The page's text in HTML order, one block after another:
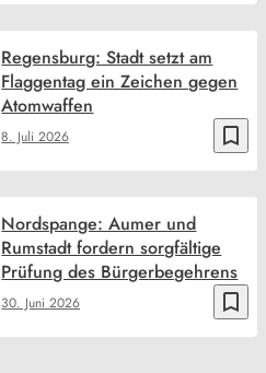
bookmark_border
8. Juli 2026
Regensburg: Stadt setzt am
Flaggentag ein Zeichen gegen
Atomwaffen
bookmark_border
30. Juni 2026
Nordspange: Aumer und
Rumstadt fordern sorgfältige
Prüfung des Bürgerbegehrens